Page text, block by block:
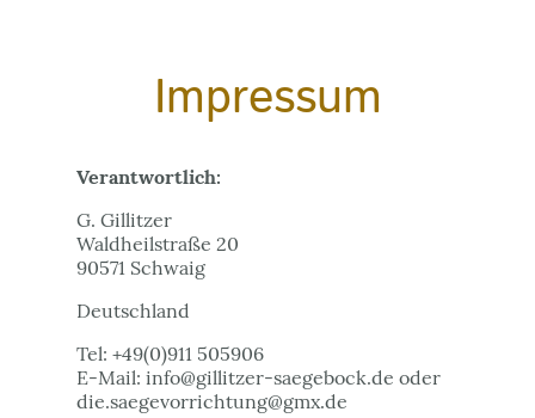
Impressum
Verantwortlich:
G. Gillitzer
Waldheilstraße 20
90571 Schwaig
Deutschland
Tel: +49(0)911 505906
E-Mail: info@gillitzer-saegebock.de oder
die.saegevorrichtung@gmx.de